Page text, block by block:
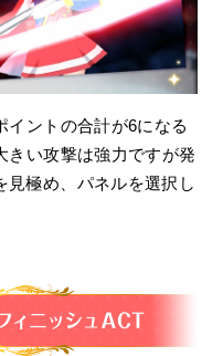
イントの合計が6になる
きい攻撃は強力ですが発
見極め、パネルを選択し